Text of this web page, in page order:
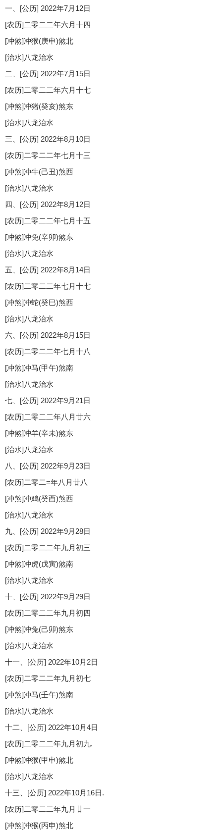
一、[公历] 2022年7月12日
[农历]二零二二年六月十四
[冲煞]冲猴(庚申)煞北
[治水]八龙治水
二、[公历] 2022年7月15日
[农历]二零二二年六月十七
[冲煞]冲猪(癸亥)煞东
[治水]八龙治水
三、[公历] 2022年8月10日
[农历]二零二二年七月十三
[冲煞]冲牛(己丑)煞西
[治水]八龙治水
四、[公历] 2022年8月12日
[农历]二零二二年七月十五
[冲煞]冲免(辛卯)煞东
[治水]八龙治水
五、[公历] 2022年8月14日
[农历]二零二二年七月十七
[冲煞]冲蛇(癸巳)煞西
[治水]八龙治水
六、[公历] 2022年8月15日
[农历]二零二二年七月十八
[冲煞]冲马(甲午)煞南
[治水]八龙治水
七、[公历] 2022年9月21日
[农历]二零二二年八月廿六
[冲煞]冲羊(辛未)煞东
[治水]八龙治水
八、[公历] 2022年9月23日
[农历]二零二=年八月廿八
[冲煞]冲鸡(癸酉)煞西
[治水]八龙治水
九、[公历] 2022年9月28日
[农历]二零二二年九月初三
[冲煞]冲虎(戊寅)煞南
[治水]八龙治水
十、[公历] 2022年9月29日
[农历]二零二二年九月初四
[冲煞]冲兔(己卯)煞东
[治水]八龙治水
十一、[公历] 2022年10月2日
[农历]二零二二年九月初七
[冲煞]冲马(壬午)煞南
[治水]八龙治水
十二、[公历] 2022年10月4日
[农历]二零二二年九月初九.
[冲煞]冲猴(甲申)煞北
[治水]八龙治水
十三、[公历] 2022年10月16日.
[农历]二零二二年九月廿一
[冲煞]冲猴(丙申)煞北